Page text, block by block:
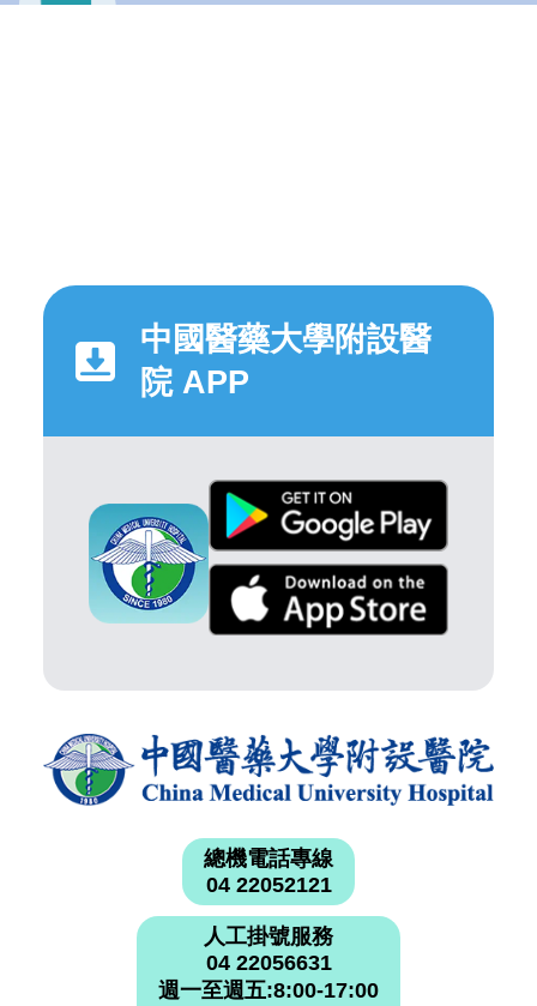
中國醫藥大學附設醫
院 APP
總機電話專線
04 22052121
人工掛號服務
04 22056631
週一至週五:8:00-17:00